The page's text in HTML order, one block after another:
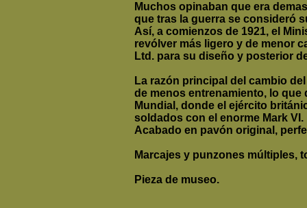
Muchos opinaban que era
que tras la guerra se consideró
Así, a comienzos de 1921, el
revólver más ligero y de menor
Ltd. para su diseño y posterior
La razón principal del cambio
de menos entrenamiento, lo que
Mundial, donde el ejército
soldados con el enorme Mark VI.
Acabado en pavón original,
Marcajes y punzones múltiples,
Pieza de museo.